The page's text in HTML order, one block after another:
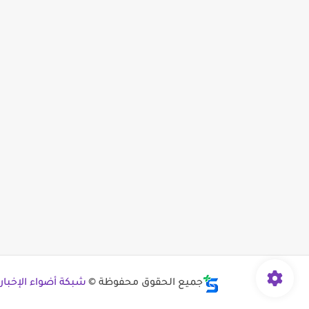
جميع الحقوق محفوظة © شبكة أضواء